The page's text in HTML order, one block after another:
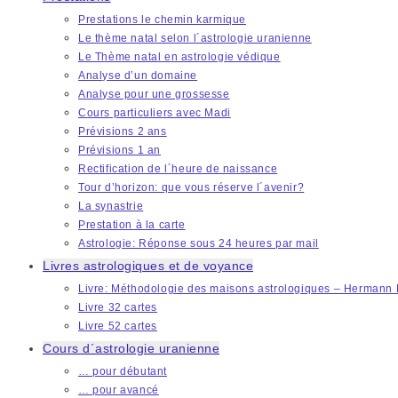
Prestations le chemin karmique
Le thème natal selon l´astrologie uranienne
Le Thème natal en astrologie védique
Analyse d’un domaine
Analyse pour une grossesse
Cours particuliers avec Madi
Prévisions 2 ans
Prévisions 1 an
Rectification de l´heure de naissance
Tour d’horizon: que vous réserve l´avenir?
La synastrie
Prestation à la carte
Astrologie: Réponse sous 24 heures par mail
Livres astrologiques et de voyance
Livre: Méthodologie des maisons astrologiques – Hermann
Livre 32 cartes
Livre 52 cartes
Cours d´astrologie uranienne
… pour débutant
… pour avancé